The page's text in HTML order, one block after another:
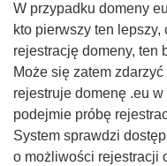
W przypadku domeny
kto pierwszy ten lepszy,
rejestrację domeny, ten
Może się zatem
rejestruje domenę .eu
podejmie próbę
System sprawdzi
o możliwości rejestracji